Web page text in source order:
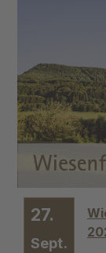
27.
Sept.